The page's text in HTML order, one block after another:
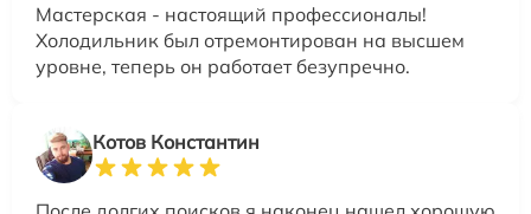
Мастерская - настоящий профессионалы!
Холодильник был отремонтирован на высшем
уровне, теперь он работает безупречно.
Котов Константин